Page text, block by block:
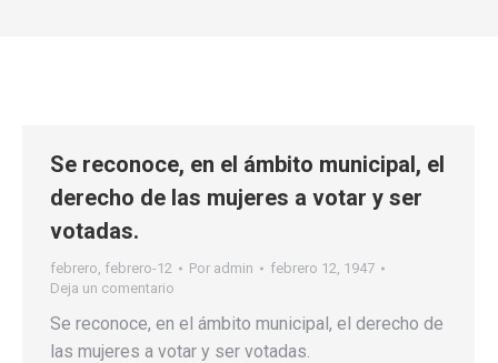
Se reconoce, en el ámbito municipal, el
derecho de las mujeres a votar y ser
votadas.
febrero, febrero-12 Por admin
febrero 12, 1947
Deja un comentario
Se reconoce, en el ámbito municipal, el derecho de
las mujeres a votar y ser votadas.